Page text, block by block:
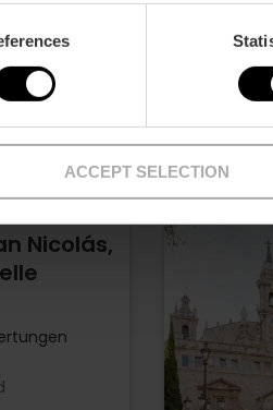
ACCEPT SELECTION
Kirchen
Nicolás,